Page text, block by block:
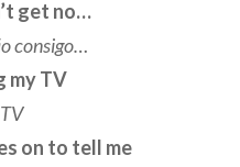
get no…
consigo…
my TV
on to tell me